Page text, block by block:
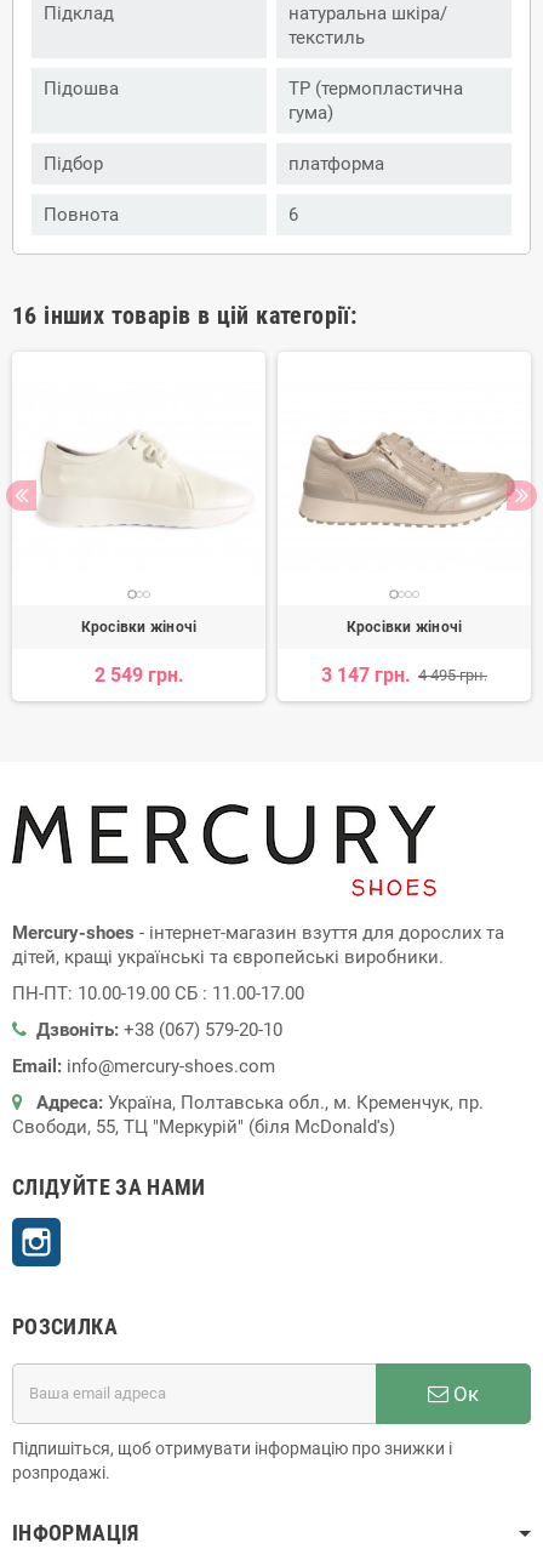
Підклад
натуральна шкіра/
текстиль
Підошва
ТР (термопластична
гума)
Підбор платформа
Повнота 6
16 інших товарів в цій категорії:
Кросівки жіночі
2 549 грн.
Кросівки жіночі
3 147 грн. 4 495 грн.
Mercury-shoes - інтернет-магазин взуття для дорослих та
дітей, кращі українські та європейські виробники.
ПН-ПТ: 10.00-19.00 СБ : 11.00-17.00
Дзвоніть: +38 (067) 579-20-10
Email: info@mercury-shoes.com
Адреса: Україна, Полтавська обл., м. Кременчук, пр.
Свободи, 55, ТЦ "Меркурій" (біля McDonald's)
СЛІДУЙТЕ ЗА НАМИ
РОЗСИЛКА
Ок
Підпишіться, щоб отримувати інформацію про знижки і
розпродажі.
ІНФОРМАЦІЯ